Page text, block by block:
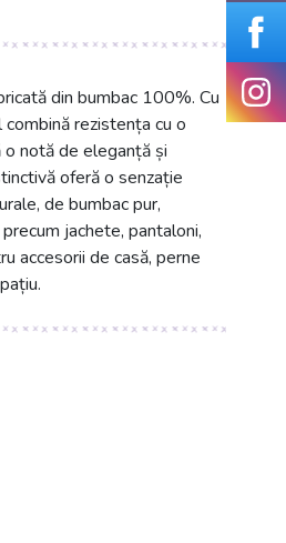
din bumbac 100%. Cu
rezistența cu o
notă de eleganță și
oferă o senzație
de bumbac pur,
jachete, pantaloni,
accesorii de casă, perne